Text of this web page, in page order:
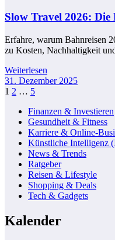
Slow Travel 2026: Die
Erfahre, warum Bahnreisen
zu Kosten, Nachhaltigkeit
Weiterlesen
31. Dezember 2025
der
Beiträge
1 2 … 5
Finanzen & Investieren
Gesundheit & Fitness
Karriere & Online-
Künstliche Intelligenz
News & Trends
Ratgeber
Reisen & Lifestyle
Shopping & Deals
Tech & Gadgets
Kalender